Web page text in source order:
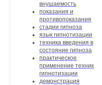
внушаемость
показания и
противопоказания
стадии гипноза
язык гипнотизации
техника введения в
состояние гипноза
практическое
применение техник
гипнотизации
демонстрация